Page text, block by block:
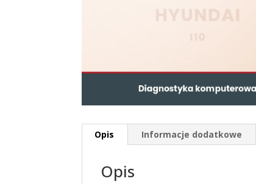
Opis Informacje dodatkowe
Opis